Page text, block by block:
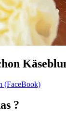
(FaceBook)
?